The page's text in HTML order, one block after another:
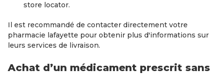
store locator.
Il est recommandé de contacter directement votre
pharmacie lafayette pour obtenir plus d'informations sur
leurs services de livraison.
Achat d’un médicament prescrit sans